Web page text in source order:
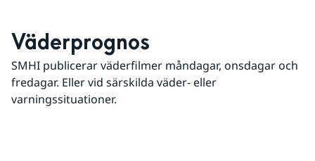
Väderprognos
SMHI publicerar väderfilmer måndagar, onsdagar och
fredagar. Eller vid särskilda väder- eller
varningssituationer.